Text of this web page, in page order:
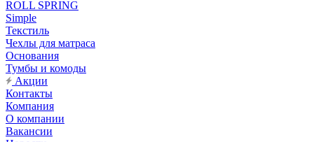
ROLL SPRING
Simple
Текстиль
Чехлы для матраса
Основания
Тумбы и комоды
Акции
Контакты
Компания
О компании
Вакансии